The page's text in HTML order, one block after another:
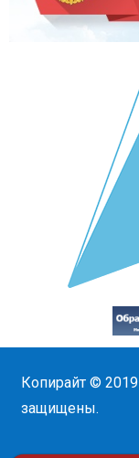
Копирайт © 2019
защищены.